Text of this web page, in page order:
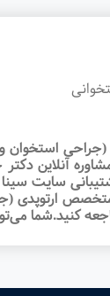
استخوان
آنلاین
سایت سینا
ارتوپدی
کنید.شما